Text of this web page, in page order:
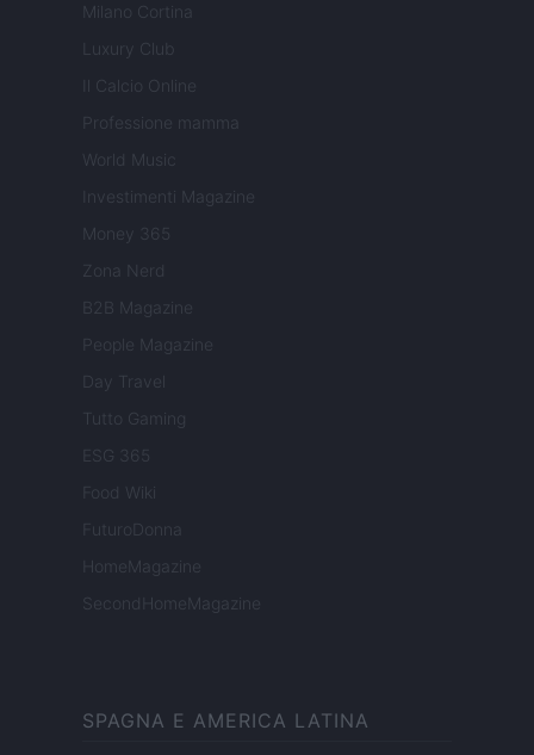
Milano Cortina
Luxury Club
Il Calcio Online
Professione mamma
World Music
Investimenti Magazine
Money 365
Zona Nerd
B2B Magazine
People Magazine
Day Travel
Tutto Gaming
ESG 365
Food Wiki
FuturoDonna
HomeMagazine
SecondHomeMagazine
SPAGNA E AMERICA LATINA